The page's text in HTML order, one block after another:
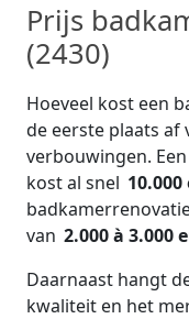
Prijs
(2430)
Hoeveel kost een
de eerste plaats af
verbouwingen.
kost al snel
van 2.000 à 3.000
Daarnaast hangt
kwaliteit en het